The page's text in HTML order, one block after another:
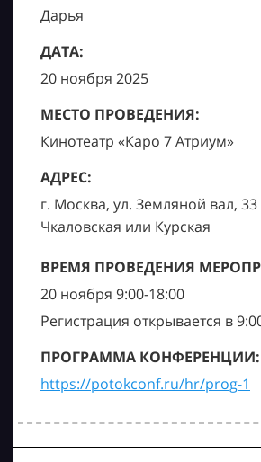
Дарья
ДАТА:
20 ноября 2025
МЕСТО ПРОВЕДЕНИЯ:
Кинотеатр «Каро 7 Атриум»
АДРЕС:
г. Москва, ул. Земляной вал,
Чкаловская или Курская
ВРЕМЯ ПРОВЕДЕНИЯ
20 ноября 9:00-18:00
Регистрация открывается в
ПРОГРАММА КОНФЕРЕНЦИИ:
https://potokconf.ru/hr/prog-1